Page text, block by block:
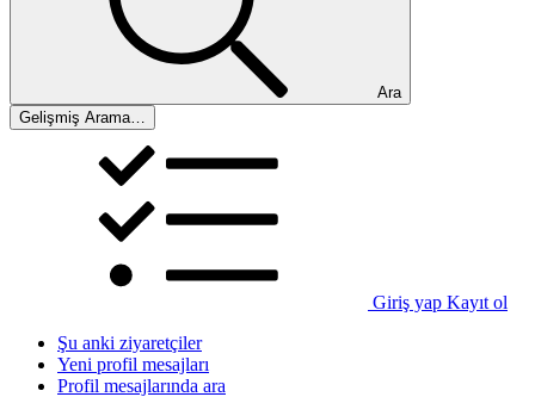
Ara
Gelişmiş Arama…
Giriş yap Kayıt ol
Şu anki ziyaretçiler
Yeni profil mesajları
Profil mesajlarında ara